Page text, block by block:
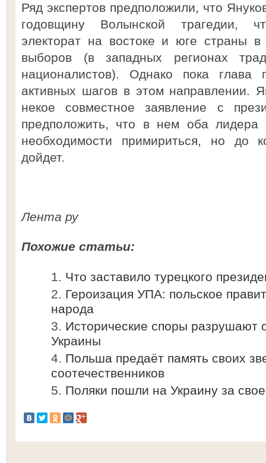
Ряд экспертов предположили, что
годовщину Волынской трагедии,
электорат на востоке и юге страны в
выборов (в западных регионах
националистов). Однако пока глава
активных шагов в этом направлении.
некое совместное заявление с
предположить, что в нем оба лидера
необходимости примириться, но до
дойдет.
Лента ру
Похожие статьи:
Что заставило турецкого
Героизация УПА: польское
народа
Исторические споры
Украины
Польша предаёт память своих
соотечественников
Поляки пошли на Украину за